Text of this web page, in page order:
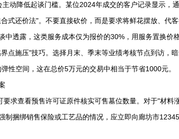
动降低起谈门槛。某位2024年成交的客户记录显示，
式还价法"。不要直接砍价，而是要求将鲜花摆放、代
中透露，这类服务成本仅为报价的30%，用服务置换价
点施压"技巧。选择月末、季末等业绩考核节点到访，
性空间，这在总价5万元的交易中相当于节省1000元。
要求查看预售许可证原件核实可售墓位数量。对于"材料
制捆绑销售保险或工艺品的情况，应立即向廊坊市